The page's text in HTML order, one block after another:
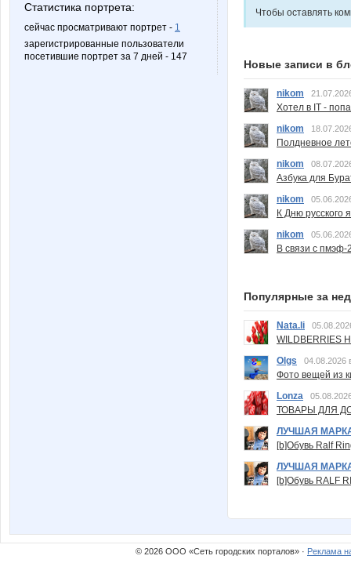
Статистика портрета:
сейчас просматривают портрет - 1
зарегистрированные пользователи
посетившие портрет за 7 дней - 147
Чтобы оставлять
Новые записи в
nikom
Хотел в IT -
nikom
Полдневное
nikom
Азбука для
nikom
К Дню русского
nikom
В связи с пмэф-
Популярные за
Nata.li
Olgs
04.08.2026
Фото вещей из
Lonza
ТОВАРЫ ДЛЯ
ЛУЧШАЯ
[b]Обувь Ralf
ЛУЧШАЯ
[b]Обувь RALF
© 2026 ООО «Сеть городских порталов» · Реклама